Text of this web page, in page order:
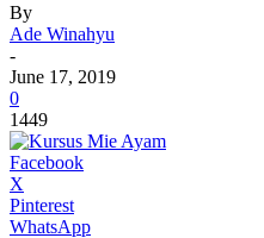
By
Ade Winahyu
-
June 17, 2019
0
1449
Facebook
X
Pinterest
WhatsApp